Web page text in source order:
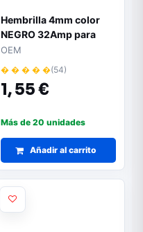
Hembrilla 4mm color
NEGRO 32Amp para
Chasis
OEM
� � � � �(54)
1,55 €
Más de 20 unidades
Añadir al carrito